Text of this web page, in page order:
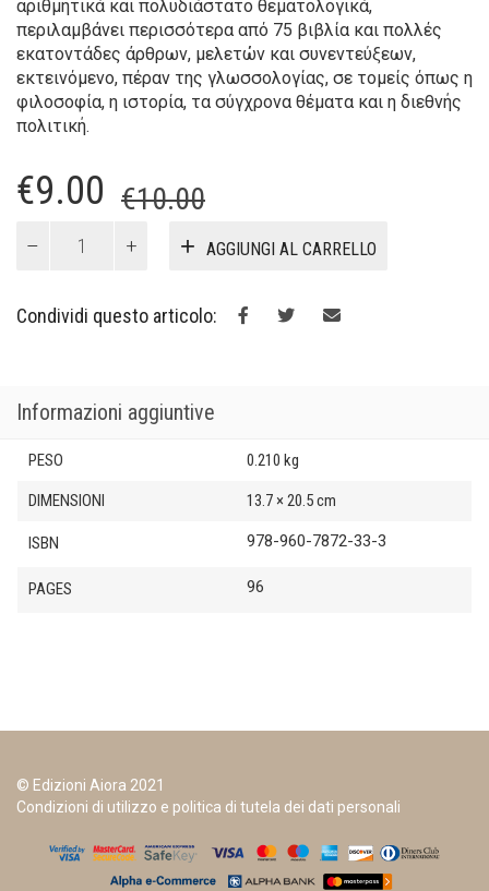
αριθμητικά και πολυδιάστατο θεματολογικά,
περιλαμβάνει περισσότερα από 75 βιβλία και πολλές
εκατοντάδες άρθρων, μελετών και συνεντεύξεων,
εκτεινόμενο, πέραν της γλωσσολογίας, σε τομείς όπως η
φιλοσοφία, η ιστορία, τα σύγχρονα θέματα και η διεθνής
πολιτική.
€10.00Il
originale
era:
€9.00
Il
attuale
è:
διακυβέρνησης
quantità
AGGIUNGI AL CARRELLO
Condividi questo articolo:
Informazioni aggiuntive
PESO 0.210 kg
DIMENSIONI 13.7 × 20.5 cm
ISBN 978-960-7872-33-3
PAGES 96
© Edizioni Aiora 2021
Condizioni di utilizzo e politica di tutela dei dati personali